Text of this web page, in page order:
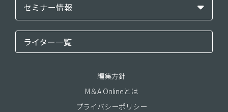
セミナー情報
ライター一覧
編集方針
M＆A Onlineとは
プライバシーポリシー